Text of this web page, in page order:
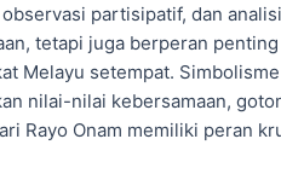
partisipatif, dan
tetapi juga berperan
Melayu setempat.
nilai-nilai kebersamaan,
Rayo Onam memiliki peran